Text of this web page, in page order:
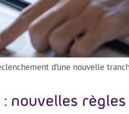
d’une nouvelle
nouvelles